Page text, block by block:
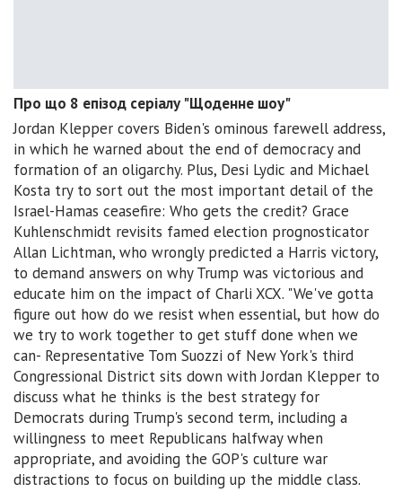
Про що 8 епізод серіалу "Щоденне шоу"
Jordan Klepper covers Biden's ominous farewell address,
in which he warned about the end of democracy and
formation of an oligarchy. Plus, Desi Lydic and Michael
Kosta try to sort out the most important detail of the
Israel-Hamas ceasefire: Who gets the credit? Grace
Kuhlenschmidt revisits famed election prognosticator
Allan Lichtman, who wrongly predicted a Harris victory,
to demand answers on why Trump was victorious and
educate him on the impact of Charli XCX. "We've gotta
figure out how do we resist when essential, but how do
we try to work together to get stuff done when we
can- Representative Tom Suozzi of New York's third
Congressional District sits down with Jordan Klepper to
discuss what he thinks is the best strategy for
Democrats during Trump's second term, including a
willingness to meet Republicans halfway when
appropriate, and avoiding the GOP's culture war
distractions to focus on building up the middle class.